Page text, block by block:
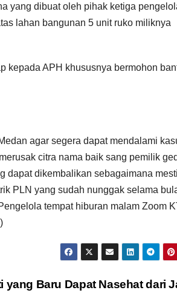
yang dibuat oleh pihak ketiga
lahan bangunan 5 unit ruko miliknya
kepada APH khususnya bermohon
agar segera dapat mendalami
citra nama baik sang pemilik
dapat dikembalikan sebagaimana
PLN yang sudah nunggak selama
tempat hiburan malam Zoom
yang Baru Dapat Nasehat dari